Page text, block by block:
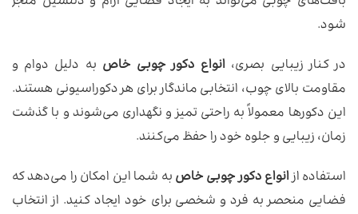
شود.
در کنار زیبایی بصری، انواع دکور چوبی خاص به دلیل دوام و
مقاومت بالای چوب، انتخابی ماندگار برای هر دکوراسیونی هستند.
این دکورها معمولاً به راحتی تمیز و نگهداری می‌شوند و با گذشت
زمان، زیبایی و جلوه خود را حفظ می‌کنند.
استفاده ازانواع دکور چوبی خاصبه شما این امکان را می‌دهد که
فضایی منحصر به فرد و شخصی برای خود ایجاد کنید. از انتخاب